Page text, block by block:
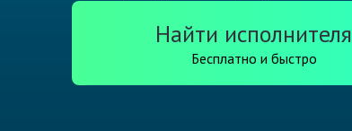
Найти исполнителя
Бесплатно и быстро